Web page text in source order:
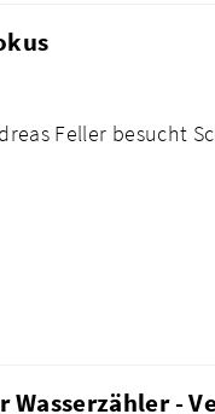
Feller besucht
Wasserzähler -